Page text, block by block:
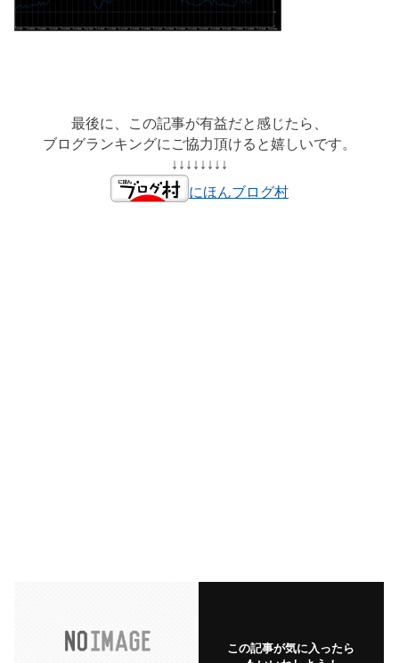
最後に、この記事が有益だと感じたら、
ブログランキングにご協力頂けると嬉しいです。
↓↓↓↓↓↓↓↓
にほんブログ村
この記事が気に入ったら